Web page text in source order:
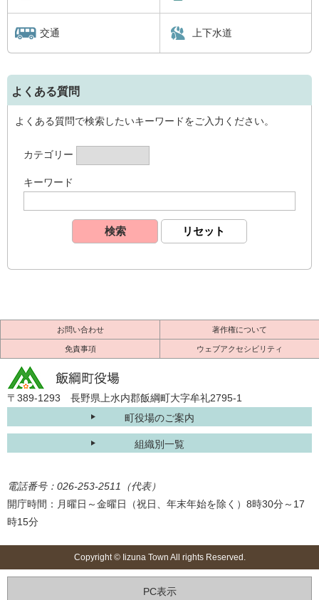
交通 上下水道
よくある質問
よくある質問で検索したいキーワードをご入力ください。
カテゴリー
キーワード
お問い合わせ 著作権について
免責事項 ウェブアクセシビリティ
〒389-1293 長野県上水内郡飯綱町大字牟礼2795-1
町役場のご案内
組織別一覧
電話番号：026-253-2511（代表）
開庁時間：月曜日～金曜日（祝日、年末年始を除く）8時30分～17
時15分
Copyright © Iizuna Town All rights Reserved.
PC表示